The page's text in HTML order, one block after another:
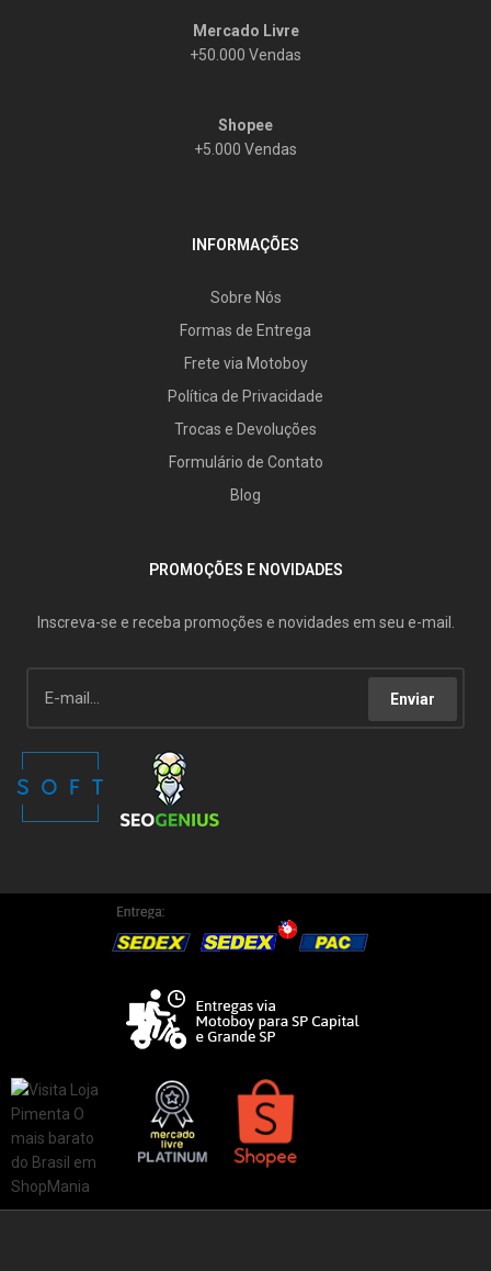
Mercado Livre
+50.000 Vendas
Shopee
+5.000 Vendas
INFORMAÇÕES
Sobre Nós
Formas de Entrega
Frete via Motoboy
Política de Privacidade
Trocas e Devoluções
Formulário de Contato
Blog
PROMOÇÕES E NOVIDADES
Inscreva-se e receba promoções e novidades em seu e-mail.
Enviar